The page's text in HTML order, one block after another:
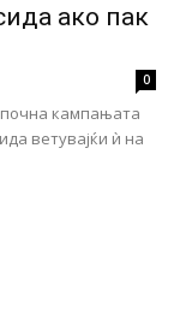
ако пак
0
кампањата
ветувајќи ѝ на